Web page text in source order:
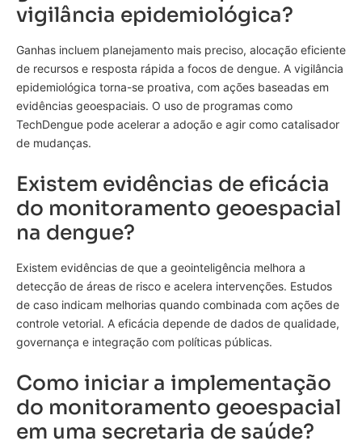
vigilância epidemiológica?
Ganhas incluem planejamento mais preciso, alocação eficiente
de recursos e resposta rápida a focos de dengue. A vigilância
epidemiológica torna-se proativa, com ações baseadas em
evidências geoespaciais. O uso de programas como
TechDengue pode acelerar a adoção e agir como catalisador
de mudanças.
Existem evidências de eficácia
do monitoramento geoespacial
na dengue?
Existem evidências de que a geointeligência melhora a
detecção de áreas de risco e acelera intervenções. Estudos
de caso indicam melhorias quando combinada com ações de
controle vetorial. A eficácia depende de dados de qualidade,
governança e integração com políticas públicas.
Como iniciar a implementação
do monitoramento geoespacial
em uma secretaria de saúde?